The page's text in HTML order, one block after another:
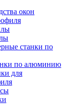
окон
станки по
по алюминию
для